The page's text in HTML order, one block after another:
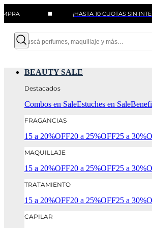
¡HASTA 10 CUOTAS SIN INTERÉS!
BEAUTY SALE
Destacados
Combos en SaleEstuches en Sale
FRAGANCIAS
15 a 20%OFF20 a 25%OFF25 a
MAQUILLAJE
15 a 20%OFF20 a 25%OFF25 a
TRATAMIENTO
15 a 20%OFF20 a 25%OFF25 a
CAPILAR